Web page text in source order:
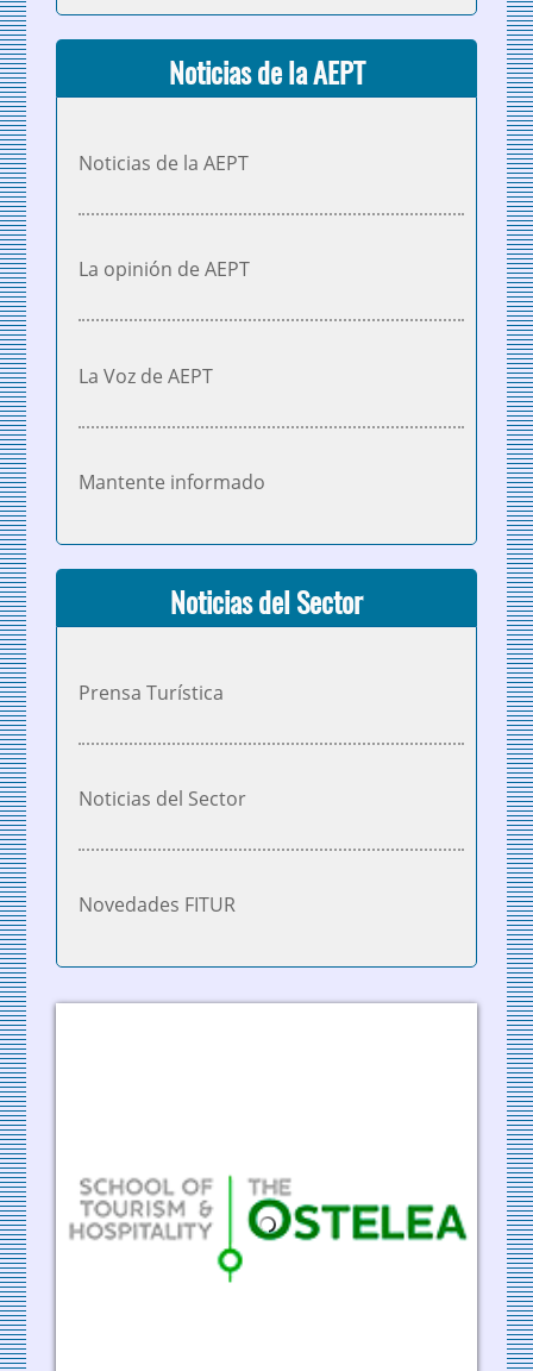
Noticias de la AEPT
Noticias de la AEPT
La opinión de AEPT
La Voz de AEPT
Mantente informado
Noticias del Sector
Prensa Turística
Noticias del Sector
Novedades FITUR